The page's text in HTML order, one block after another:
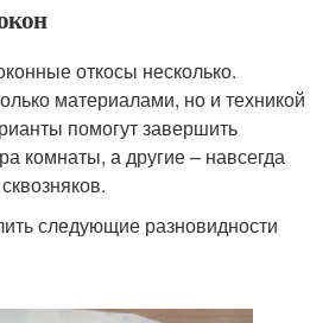
откосы несколько.
материалами, но и техникой
помогут завершить
комнаты, а другие – навсегда
следующие разновидности